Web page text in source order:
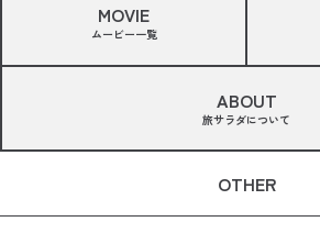
MOVIE
ムービー一覧
ABOUT
旅サラダについて
OTHER